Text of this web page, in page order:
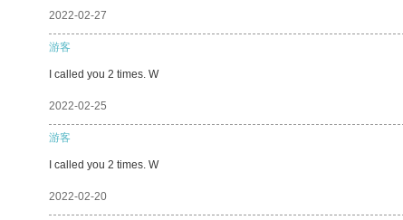
2022-02-27
游客
I called you 2 times. W
2022-02-25
游客
I called you 2 times. W
2022-02-20